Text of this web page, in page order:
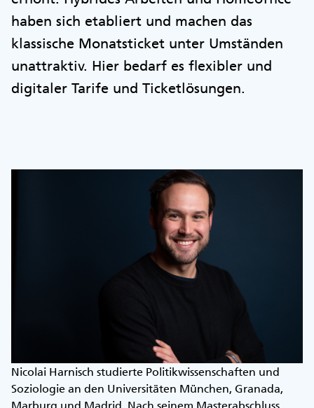
haben sich etabliert und machen das
klassische Monatsticket unter Umständen
unattraktiv. Hier bedarf es flexibler und
digitaler Tarife und Ticketlösungen.
Nicolai Harnisch studierte Politikwissenschaften und
Soziologie an den Universitäten München, Granada,